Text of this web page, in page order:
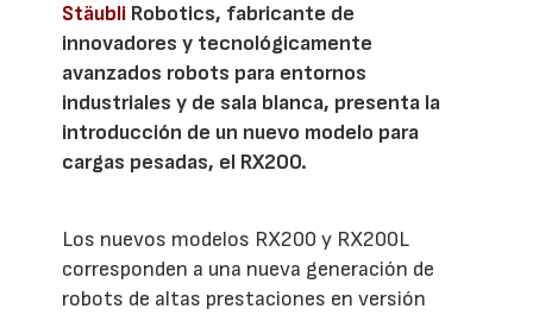
Stäubli Robotics, fabricante de
innovadores y tecnológicamente
avanzados robots para entornos
industriales y de sala blanca, presenta la
introducción de un nuevo modelo para
cargas pesadas, el RX200.
Los nuevos modelos RX200 y RX200L
corresponden a una nueva generación de
robots de altas prestaciones en versión